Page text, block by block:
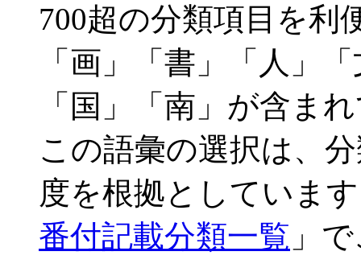
700超の分類項目を利
「画」「書」「人」
「国」「南」が含ま
この語彙の選択は、
度を根拠としていま
番付記載分類一覧 」